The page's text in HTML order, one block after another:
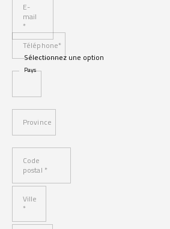
E-
mail
*
Téléphone*
Pays
Province
Code
postal *
Ville
*